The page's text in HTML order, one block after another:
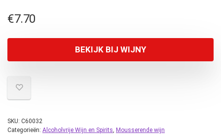
€7.70
BEKIJK BIJ WIJNY
SKU: C60032
Categorieën: Alcoholvrije Wijn en Spirits, Mousserende wijn